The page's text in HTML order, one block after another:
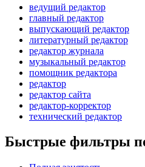
ведущий редактор
главный редактор
выпускающий редактор
литературный редактор
редактор журнала
музыкальный редактор
помощник редактора
редактор
редактор сайта
редактор-корректор
технический редактор
Быстрые фильтры